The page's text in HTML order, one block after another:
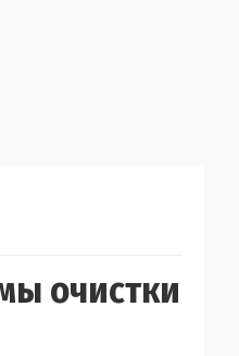
очистки